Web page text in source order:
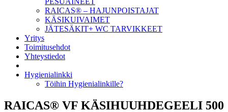
RAICAS® – HAJUNPOISTAJAT
KÄSIKUIVAIMET
JÄTESÄKIT+ WC TARVIKKEET
Yritys
Toimitusehdot
Yhteystiedot
Hygienialinkki
Töihin Hygienialinkille?
RAICAS® VF KÄSIHUUHDEGEELI 500